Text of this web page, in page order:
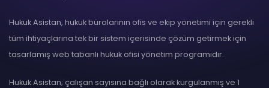
Hukuk Asistan, hukuk bürolarının ofis ve ekip yönetimi için gerekli
tüm ihtiyaçlarına tek bir sistem içerisinde çözüm getirmek için
tasarlamış web tabanlı hukuk ofisi yönetim programıdır.
Hukuk Asistan; çalışan sayısına bağlı olarak kurgulanmış ve 1